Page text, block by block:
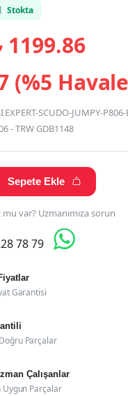
Stokta
1199.86
(%5
EXPERT-SCUDO-JUMPY-
- TRW GDB1148
Sepete Ekle 
var? Uzmanımıza sorun
78 79 
Garantisi
Parçalar
Çalışanlar
Uygun Parçalar